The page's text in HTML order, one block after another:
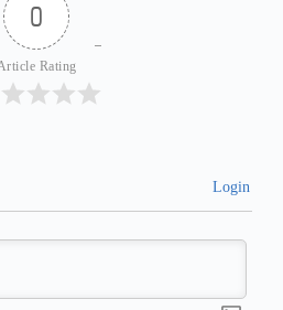
0
Rating
Login